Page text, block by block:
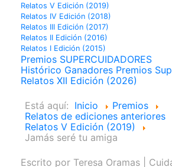
Relatos V Edición (2019)
Relatos IV Edición (2018)
Relatos III Edición (2017)
Relatos II Edición (2016)
Relatos I Edición (2015)
Premios SUPERCUIDADORES
Histórico Ganadores Premios
Relatos XII Edición (2026)
Está aquí: Inicio
Premios
Relatos de ediciones anteriores
Relatos V Edición (2019)
Jamás seré tu amiga
Escrito por Teresa Oramas |